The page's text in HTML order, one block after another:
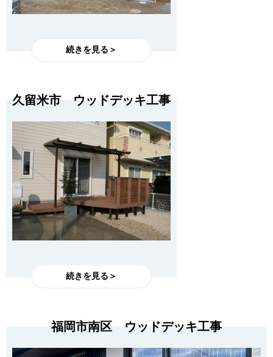
続きを見る＞
久留米市 ウッドデッキ工事
続きを見る＞
福岡市南区 ウッドデッキ工事